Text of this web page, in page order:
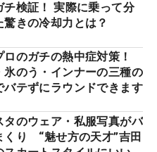
チ検証！ 実際に乗って分
驚きの冷却力とは？
ロのガチの熱中症対策！
氷のう・インナーの三種の
バテずにラウンドできます
タのウェア・私服写真がバ
くり “魅せ方の天才”吉田